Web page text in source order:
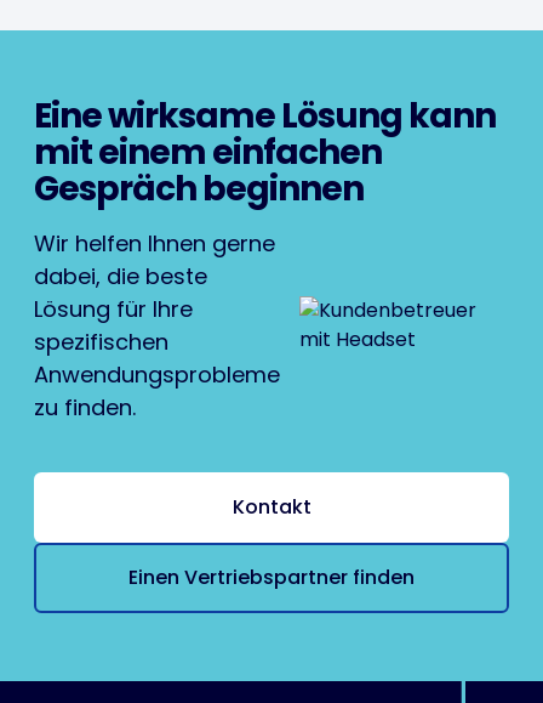
Eine wirksame Lösung kann
mit einem einfachen
Gespräch beginnen
Wir helfen Ihnen gerne
dabei, die beste
Lösung für Ihre
spezifischen
Anwendungsprobleme
zu finden.
Kontakt
Einen Vertriebspartner finden